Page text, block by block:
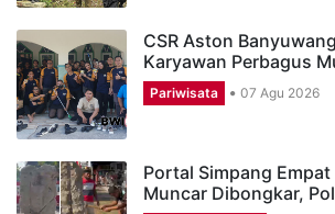
CSR Aston
Karyawan Perbagus
Pariwisata 07 Agu 2026
Portal Simpang Empat
Muncar Dibongkar,